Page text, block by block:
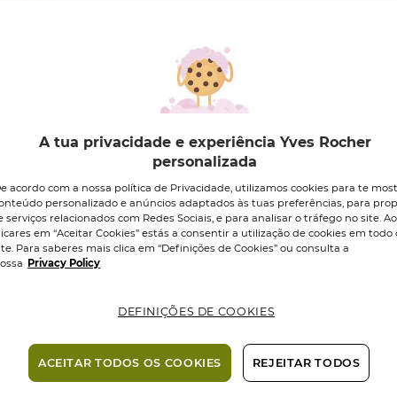
ECO-
Entrega em
úteis nas
Pagamento
A tua privacidade e experiência Yves Rocher
personalizada
acordo com a nossa política de Privacidade, utilizamos cookies para te
personalizado e anúncios adaptados às tuas preferências, para
serviços relacionados com Redes Sociais, e para analisar o tráfego no site. Ao
em “Aceitar Cookies” estás a consentir a utilização de cookies em todo
Para saberes mais clica em “Definições de Cookies” ou consulta a
Privacy Policy
DEFINIÇÕES DE COOKIES
REJEITAR TODOS
ACEITAR TODOS OS COOKIES